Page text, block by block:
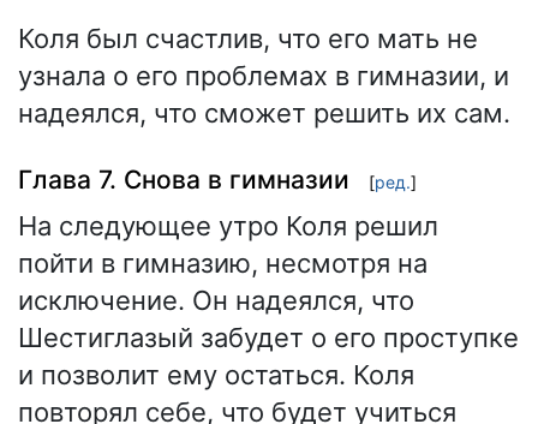
Коля был счастлив, что его мать не
узнала о его проблемах в гимназии, и
надеялся, что сможет решить их сам.
Глава 7. Снова в гимназии [ред.]
На следующее утро Коля решил
пойти в гимназию, несмотря на
исключение. Он надеялся, что
Шестиглазый забудет о его проступке
и позволит ему остаться. Коля
повторял себе, что будет учиться